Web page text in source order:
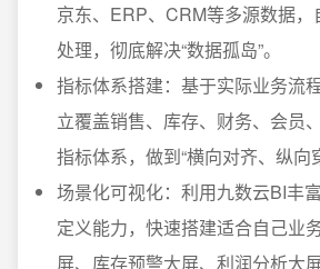
京东、ERP、CRM等多源数据
处理，彻底解决“数据孤岛”。
指标体系搭建：基于实际业务流
立覆盖销售、库存、财务、会员
指标体系，做到“横向对齐、纵向
场景化可视化：利用九数云BI丰
定义能力，快速搭建适合自己业
屏、库存预警大屏、利润分析大